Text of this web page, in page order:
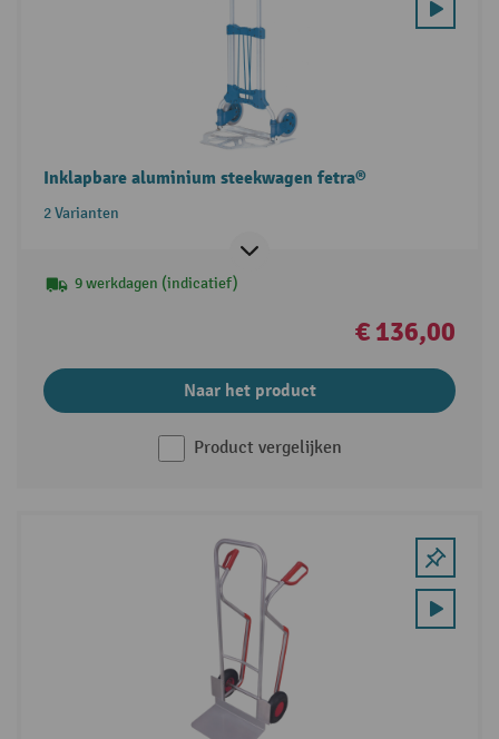
Inklapbare aluminium steekwagen fetra®
2 Varianten
9 werkdagen (indicatief)
€ 136,00
Naar het product
Product vergelijken